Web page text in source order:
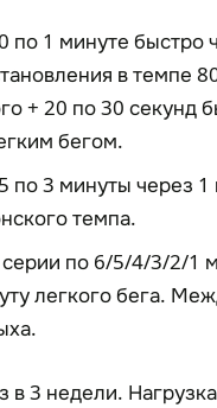
по 1 минуте быстро
в темпе
+ 20 по 30 секунд
бегом.
по 3 минуты через 1
темпа.
по 6/5/4/3/2/1
легкого бега.
в 3 недели.